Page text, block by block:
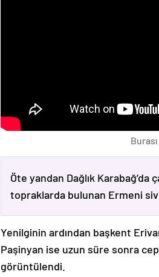
Öte yandan Dağlık
topraklarda bulunan Ermeni
Yenilginin ardından başkent
Paşinyan ise uzun süre sonra
görüntülendi.